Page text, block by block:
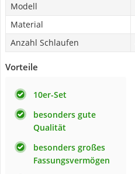
Modell
Material
Anzahl Schlaufen
Vorteile
10er-Set
besonders gute
Qualität
besonders großes
Fassungsvermögen